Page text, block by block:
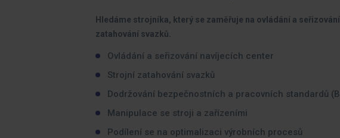
Hledáme strojníka, který se zaměřuje na ovládání a
zatahování svazků.
Ovládání a seřizování navíjecích center
Strojní zatahování svazků
Dodržování bezpečnostních a pracovních standardů
Manipulace se stroji a zařízeními
Podílení se na optimalizaci výrobních procesů